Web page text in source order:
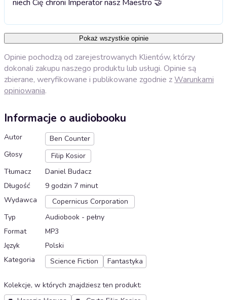
niech Cię chroni Imperator nasz Maestro 🤝
Pokaż wszystkie opinie
Opinie pochodzą od zarejestrowanych Klientów, którzy
dokonali zakupu naszego produktu lub usługi. Opinie są
zbierane, weryfikowane i publikowane zgodnie zWarunkami
opiniowania.
Informacje o audiobooku
Autor
Ben Counter
Głosy
Filip Kosior
Tłumacz
Daniel Budacz
Długość
9 godzin 7 minut
Wydawca
Copernicus Corporation
Typ
Audiobook - pełny
Format
MP3
Język
Polski
Kategoria
Science Fiction Fantastyka
Kolekcje, w których znajdziesz ten produkt: